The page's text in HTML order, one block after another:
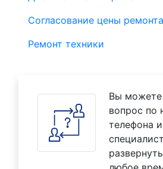
Согласование цены ремонта
Ремонт техники
Вы можете
вопрос по
телефона